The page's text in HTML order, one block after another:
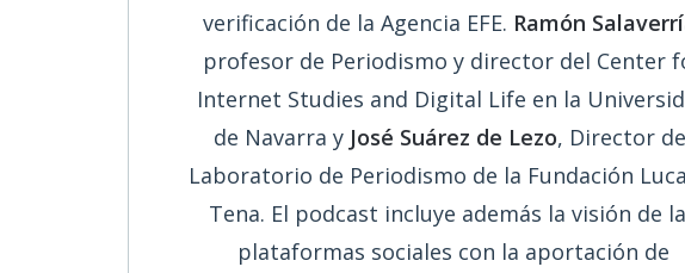
verificación de la Agencia EFE. Ramón
profesor de Periodismo y director del Center
Internet Studies and Digital Life en la
de Navarra y José Suárez de Lezo, Director
Laboratorio de Periodismo de la Fundación
Tena. El podcast incluye además la visión de
plataformas sociales con la aportación de